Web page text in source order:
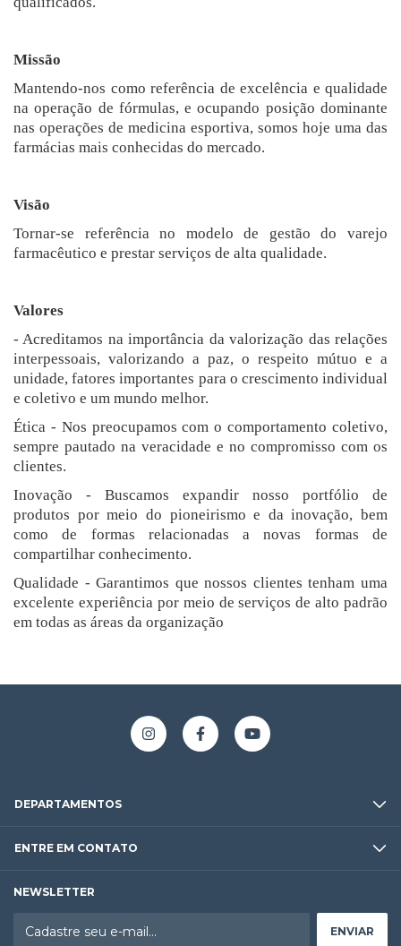
Missão
Mantendo-nos como referência de excelência e qualidade
na operação de fórmulas, e ocupando posição dominante
nas operações de medicina esportiva, somos hoje uma das
farmácias mais conhecidas do mercado.
Visão
Tornar-se referência no modelo de gestão do varejo
farmacêutico e prestar serviços de alta qualidade.
Valores
- Acreditamos na importância da valorização das relações
interpessoais, valorizando a paz, o respeito mútuo e a
unidade, fatores importantes para o crescimento individual
e coletivo e um mundo melhor.
Ética - Nos preocupamos com o comportamento coletivo,
sempre pautado na veracidade e no compromisso com os
clientes.
Inovação - Buscamos expandir nosso portfólio de
produtos por meio do pioneirismo e da inovação, bem
como de formas relacionadas a novas formas de
compartilhar conhecimento.
Qualidade - Garantimos que nossos clientes tenham uma
excelente experiência por meio de serviços de alto padrão
em todas as áreas da organização
DEPARTAMENTOS
ENTRE EM CONTATO
NEWSLETTER